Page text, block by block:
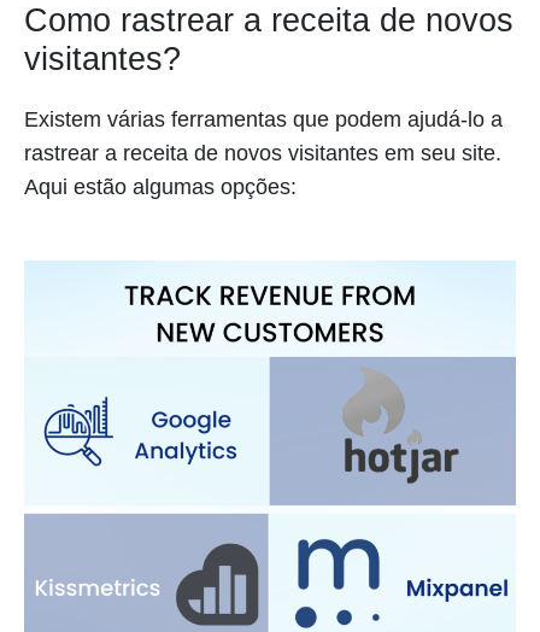
Como rastrear a receita de novos
visitantes?
Existem várias ferramentas que podem ajudá-lo a
rastrear a receita de novos visitantes em seu site.
Aqui estão algumas opções: